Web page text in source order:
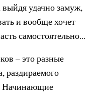
удачно замуж,
и вообще хочет
самостоятельно...
– это разные
раздираемого
Начинающие